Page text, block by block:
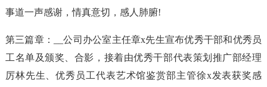
事道一声感谢，情真意切，感人肺腑!
第三篇章：__公司办公室主任章x先生宣布优秀干部和优秀员
工名单及颁奖、合影，接着由优秀干部代表策划推广部经理
厉林先生、优秀员工代表艺术馆鉴赏部主管徐x发表获奖感